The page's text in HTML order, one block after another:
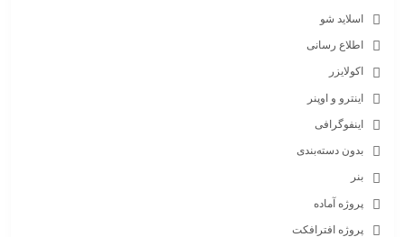
اسلاید شو
اطلاع رسانی
اکولایزر
اینترو و اوپنر
اینفوگرافی
بدون دسته‌بندی
بنر
پروژه آماده
پروژه افترافکت